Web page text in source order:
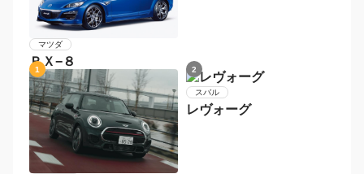
トヨタ
８６
3 4